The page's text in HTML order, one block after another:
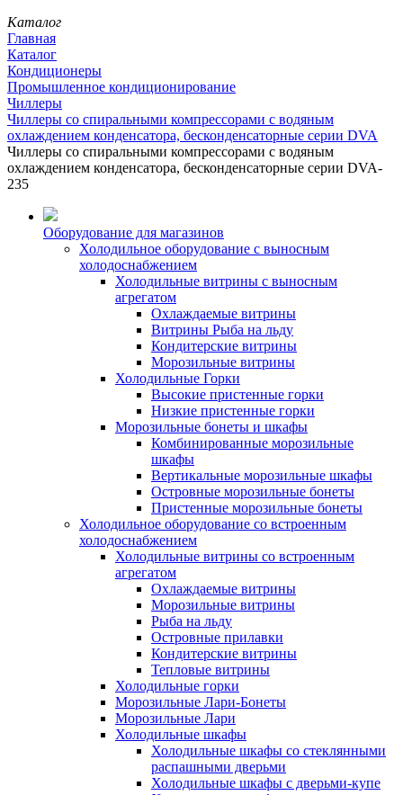
Каталог
Главная
Каталог
Кондиционеры
Промышленное кондиционирование
Чиллеры
Чиллеры со спиральными компрессорами с водяным
охлаждением конденсатора, бесконденсаторные серии DVA
Чиллеры со спиральными компрессорами с водяным
охлаждением конденсатора, бесконденсаторные серии DVA-
235
Оборудование для магазинов
Холодильное оборудование с выносным
холодоснабжением
Холодильные витрины с выносным
агрегатом
Охлаждаемые витрины
Витрины Рыба на льду
Кондитерские витрины
Морозильные витрины
Холодильные Горки
Высокие пристенные горки
Низкие пристенные горки
Морозильные бонеты и шкафы
Комбинированные морозильные
шкафы
Вертикальные морозильные шкафы
Островные морозильные бонеты
Пристенные морозильные бонеты
Холодильное оборудование со встроенным
холодоснабжением
Холодильные витрины со встроенным
агрегатом
Охлаждаемые витрины
Морозильные витрины
Рыба на льду
Островные прилавки
Кондитерские витрины
Тепловые витрины
Холодильные горки
Морозильные Лари-Бонеты
Морозильные Лари
Холодильные шкафы
Холодильные шкафы со стеклянными
распашными дверьми
Холодильные шкафы с дверьми-купе